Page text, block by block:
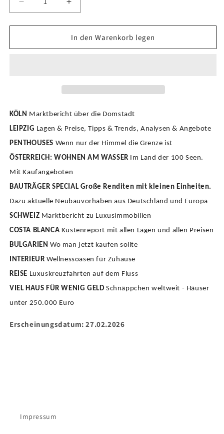
Verringern
Sie
die
für
Leipzig
Erhöhen
Sie
die
Menge
für
Leipzig
In den Warenkorb legen
KÖLN Marktbericht über die Domstadt
LEIPZIG Lagen & Preise, Tipps & Trends, Analysen & Angebote
PENTHOUSES Wenn nur der Himmel die Grenze ist
ÖSTERREICH: WOHNEN AM WASSER Im Land der 100 Seen.
Mit Kaufangeboten
BAUTRÄGER SPECIAL Große Renditen mit kleinen Einheiten.
Dazu aktuelle Neubauvorhaben aus Deutschland und Europa
SCHWEIZ Marktbericht zu Luxusimmobilien
COSTA BLANCA Küstenreport mit allen Lagen und allen Preisen
BULGARIEN Wo man jetzt kaufen sollte
INTERIEUR Wellnessoasen für Zuhause
REISE Luxuskreuzfahrten auf dem Fluss
VIEL HAUS FÜR WENIG GELD Schnäppchen weltweit - Häuser
unter 250.000 Euro
Erscheinungsdatum: 27.02.2026
Impressum